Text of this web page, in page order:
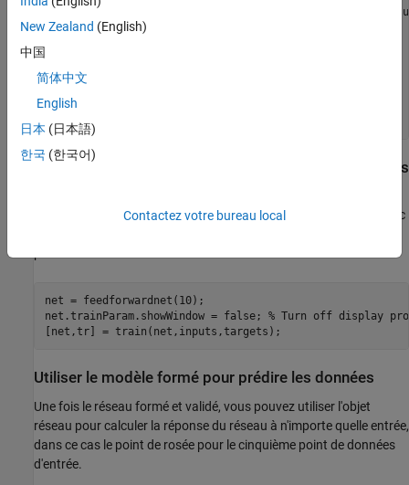
inputs = [data.Humidity'; data.TemperatureF';
tempC = (5/9)*(data.TemperatureF-32);
c = 243.5;
gamma = log(data.Humidity/100) + b*tempC ./ (c+tempC);
dewPointF = (dewPointC*1.8) + 32;
Créer et former le réseau Feedforward à deux couches
feedforward à deux couches. Le réseau a une couche cachée avec
net = feedforwardnet(10);
net.trainParam.showWindow = false; % Turn off display
Utiliser le modèle formé pour prédire les données
Une fois le réseau formé et validé, vous pouvez utiliser l'objet
réseau pour calculer la réponse du réseau à n'importe quelle entrée,
dans ce cas le point de rosée pour le cinquième point de données
d'entrée.
New Zealand (English)
中国
简体中文
English
日本 (日本語)
한국 (한국어)
Contactez votre bureau local